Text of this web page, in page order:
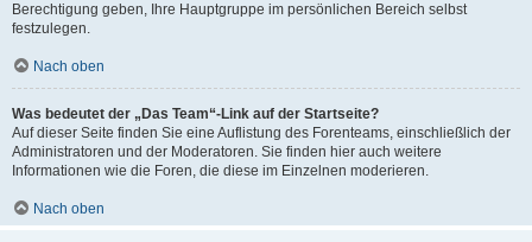
Berechtigung geben, Ihre Hauptgruppe im persönlichen Bereich selbst
festzulegen.
Nach oben
Was bedeutet der „Das Team“-Link auf der Startseite?
Auf dieser Seite finden Sie eine Auflistung des Forenteams, einschließlich der
Administratoren und der Moderatoren. Sie finden hier auch weitere
Informationen wie die Foren, die diese im Einzelnen moderieren.
Nach oben